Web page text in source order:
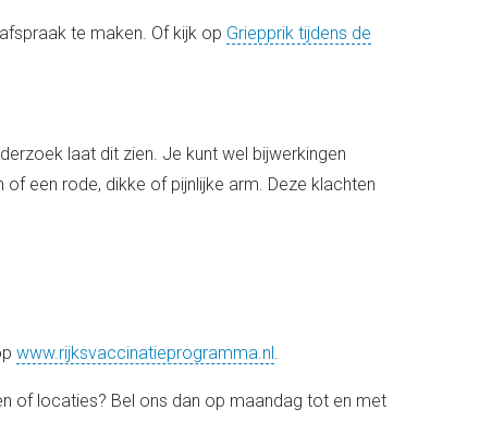
te maken. Of kijk op Griepprik tijdens de
laat dit zien. Je kunt wel bijwerkingen
een rode, dikke of pijnlijke arm. Deze klachten
www.rijksvaccinatieprogramma.nl.
of locaties? Bel ons dan op maandag tot en met